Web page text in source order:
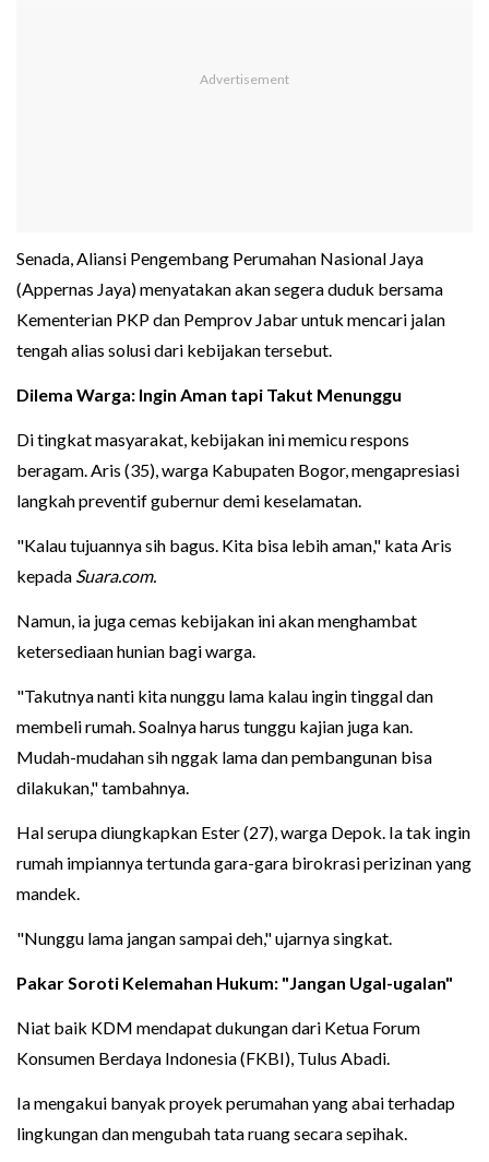
Senada, Aliansi Pengembang Perumahan Nasional Jaya
(Appernas Jaya) menyatakan akan segera duduk bersama
Kementerian PKP dan Pemprov Jabar untuk mencari jalan
tengah alias solusi dari kebijakan tersebut.
Dilema Warga: Ingin Aman tapi Takut Menunggu
Di tingkat masyarakat, kebijakan ini memicu respons
beragam. Aris (35), warga Kabupaten Bogor, mengapresiasi
langkah preventif gubernur demi keselamatan.
"Kalau tujuannya sih bagus. Kita bisa lebih aman," kata Aris
kepada Suara.com.
Namun, ia juga cemas kebijakan ini akan menghambat
ketersediaan hunian bagi warga.
"Takutnya nanti kita nunggu lama kalau ingin tinggal dan
membeli rumah. Soalnya harus tunggu kajian juga kan.
Mudah-mudahan sih nggak lama dan pembangunan bisa
dilakukan," tambahnya.
Hal serupa diungkapkan Ester (27), warga Depok. Ia tak ingin
rumah impiannya tertunda gara-gara birokrasi perizinan yang
mandek.
"Nunggu lama jangan sampai deh," ujarnya singkat.
Pakar Soroti Kelemahan Hukum: "Jangan Ugal-ugalan"
Niat baik KDM mendapat dukungan dari Ketua Forum
Konsumen Berdaya Indonesia (FKBI), Tulus Abadi.
Ia mengakui banyak proyek perumahan yang abai terhadap
lingkungan dan mengubah tata ruang secara sepihak.